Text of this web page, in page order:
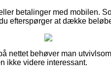
betalinger med mobilen.
efterspørger at dække
nettet behøver man
ikke videre interessant.